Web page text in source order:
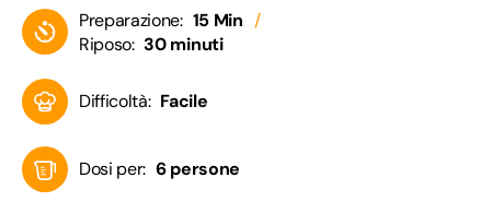
Preparazione: 15 Min
Riposo: 30 minuti
Difficoltà: Facile
Dosi per: 6 persone